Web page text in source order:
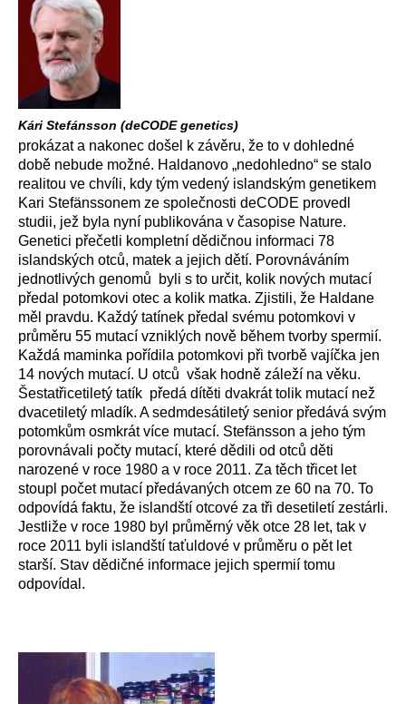
Kári Stefánsson (deCODE genetics)
prokázat a nakonec došel k závěru, že to v dohledné
době nebude možné. Haldanovo „nedohledno“ se stalo
realitou ve chvíli, kdy tým vedený islandským genetikem
Kari Stefänssonem ze společnosti deCODE provedl
studii, jež byla nyní publikována v časopise Nature.
Genetici přečetli kompletní dědičnou informaci 78
islandských otců, matek a jejich dětí. Porovnáváním
jednotlivých genomů byli s to určit, kolik nových mutací
předal potomkovi otec a kolik matka. Zjistili, že Haldane
měl pravdu. Každý tatínek předal svému potomkovi v
průměru 55 mutací vzniklých nově během tvorby spermií.
Každá maminka pořídila potomkovi při tvorbě vajíčka jen
14 nových mutací. U otců však hodně záleží na věku.
Šestatřicetiletý tatík předá dítěti dvakrát tolik mutací než
dvacetiletý mladík. A sedmdesátiletý senior předává svým
potomkům osmkrát více mutací. Stefänsson a jeho tým
porovnávali počty mutací, které dědili od otců děti
narozené v roce 1980 a v roce 2011. Za těch třicet let
stoupl počet mutací předávaných otcem ze 60 na 70. To
odpovídá faktu, že islandští otcové za tři desetiletí zestárli.
Jestliže v roce 1980 byl průměrný věk otce 28 let, tak v
roce 2011 byli islandští taťuldové v průměru o pět let
starší. Stav dědičné informace jejich spermií tomu
odpovídal.